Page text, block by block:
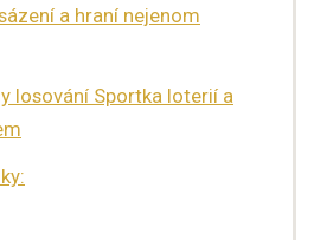
a hraní nejenom
losování Sportka loterií a